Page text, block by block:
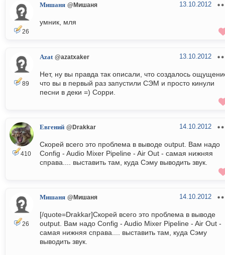
26
Мишаня @Мишаня 13.10.2012
умник, мля
89
Azat @azatxaker 13.10.2012
Нет, ну вы правда так описали, что создалось
что вы в первый раз запустили СЭМ и просто кинули
песни в деки =) Сорри.
410
Евгений @Drakkar 14.10.2012
Скорей всего это проблема в выводе output. Вам надо
Config - Audio Mixer Pipeline - Air Out - самая нижняя
справа.... выставить там, куда Сэму выводить звук.
26
Мишаня @Мишаня 14.10.2012
[/quote=Drakkar]Скорей всего это проблема в выводе
output. Вам надо Config - Audio Mixer Pipeline - Air Out -
самая нижняя справа.... выставить там, куда Сэму
выводить звук.